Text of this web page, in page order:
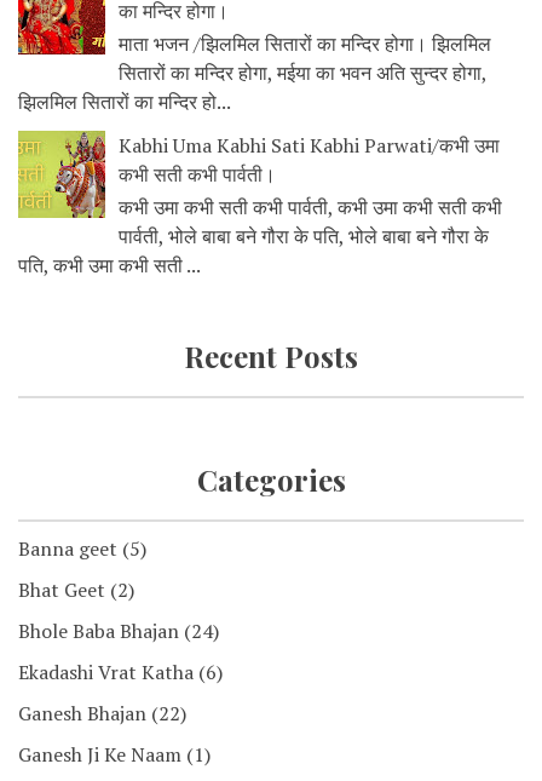
का मन्दिर होगा।
माता भजन /झिलमिल सितारों का मन्दिर होगा। झिलमिल
सितारों का मन्दिर होगा, मईया का भवन अति सुन्दर होगा,
झिलमिल सितारों का मन्दिर हो...
Kabhi Uma Kabhi Sati Kabhi Parwati/कभी उमा
कभी सती कभी पार्वती।
कभी उमा कभी सती कभी पार्वती, कभी उमा कभी सती कभी
पार्वती, भोले बाबा बने गौरा के पति, भोले बाबा बने गौरा के
पति, कभी उमा कभी सती ...
Recent Posts
Categories
Banna geet (5)
Bhat Geet (2)
Bhole Baba Bhajan (24)
Ekadashi Vrat Katha (6)
Ganesh Bhajan (22)
Ganesh Ji Ke Naam (1)